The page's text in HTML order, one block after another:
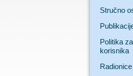
Stručno
Politika
korisnika
Radionice